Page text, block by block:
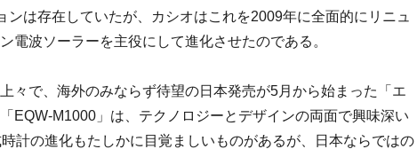
ンは存在していたが、カシオはこれを2009年に全面的にリニュ
電波ソーラーを主役にして進化させたのである。
々で、海外のみならず待望の日本発売が5月から始まった「エ
EQW-M1000」は、テクノロジーとデザインの両面で興味深い
計の進化もたしかに目覚ましいものがあるが、日本ならではの